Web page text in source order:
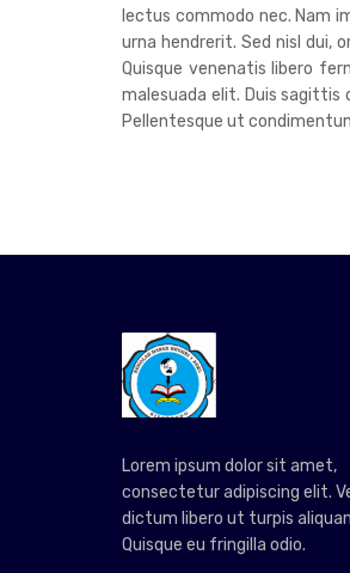
lectus commodo nec. Nam
urna hendrerit. Sed nisl dui,
Quisque venenatis libero
malesuada elit. Duis
Pellentesque ut
Lorem ipsum dolor sit amet,
consectetur adipiscing elit.
dictum libero ut turpis
Quisque eu fringilla odio.